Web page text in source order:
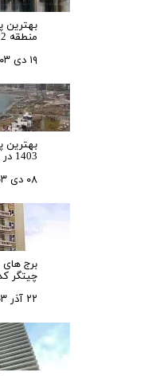
منطقه 22 برای سال 1403
۱۹ دی ۰۳
بهترین
1403 در منطقه 22 کدامند؟
۰۸ دی ۰۳
برج
چیتگر
۲۲ آذر ۰۳